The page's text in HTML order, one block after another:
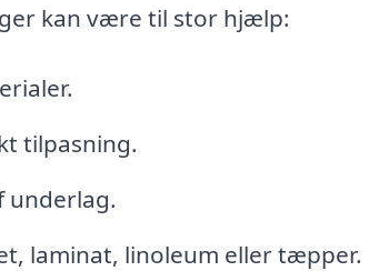
kan være til stor hjælp:
tilpasning.
underlag.
laminat, linoleum eller tæpper.